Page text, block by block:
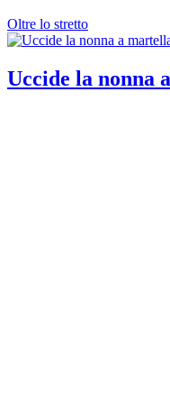
Oltre lo stretto
Uccide la nonna